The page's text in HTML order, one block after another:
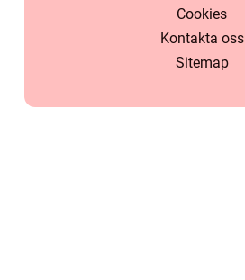
Cookies
Kontakta oss
Sitemap